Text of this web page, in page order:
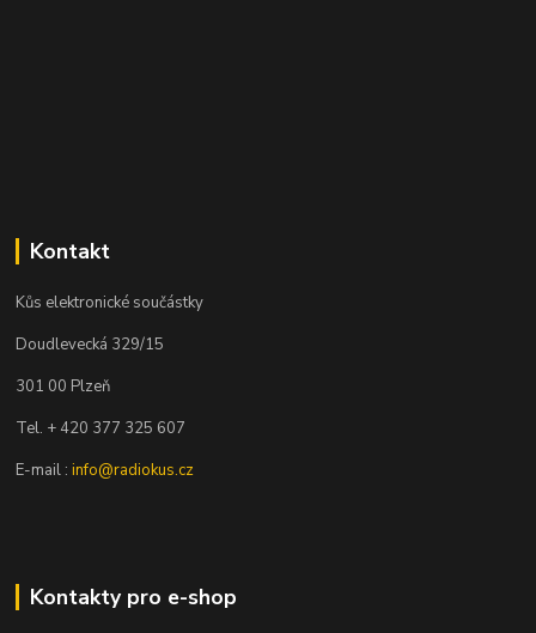
Kontakt
Kůs elektronické součástky
Doudlevecká 329/15
301 00 Plzeň
Tel. + 420 377 325 607
E-mail :info@radiokus.cz
Kontakty pro e-shop